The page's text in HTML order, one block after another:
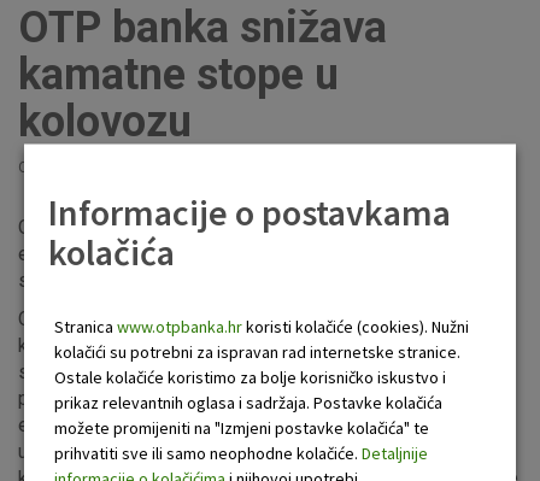
Faktoring
O nama
OTP banka snižava
kamatne stope u
kolovozu
Objavljeno: 11.7.2022
OTP banka snižava kamatne stope na kredite građana u
eurima i kunama vezane za nacionalnu referentnu kamatnu
stopu (NRS1).
OTP banka će od 1. kolovoza sniziti kamatne stope na sve
kredite građana s promjenjivom kamatnom stopom, a koje
su vezane za kretanje nacionalne referentne stope (NRS1)
pa će tako kamatna stopa na kredite uz valutnu klauzulu u
eurima biti niža za 0,01 postotnih bodova, dok će na kredite
u kunama biti niža za 0,02 postotnih bodova. Sniženje
Informacije o postavkama
kolačića
Stranica www.otpbanka.hrkoristi kolačiće (cookies). Nužni
kolačići su potrebni za ispravan rad internetske stranice.
Ostale kolačiće koristimo za bolje korisničko iskustvo i
prikaz relevantnih oglasa i sadržaja. Postavke kolačića
možete promijeniti na "Izmjeni postavke kolačića" te
prihvatiti sve ili samo neophodne kolačiće. Detaljnije